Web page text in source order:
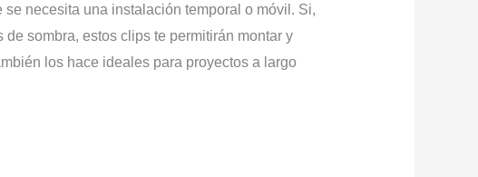
necesita una instalación temporal o móvil. Si,
sombra, estos clips te permitirán montar y
los hace ideales para proyectos a largo